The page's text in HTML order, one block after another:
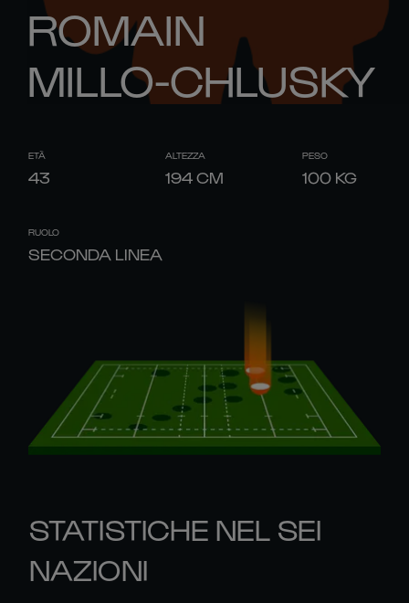
ROMAIN
MILLO-CHLUSKY
ETÀ
43
ALTEZZA
194CM
PESO
100 KG
RUOLO
SECONDA LINEA
STATISTICHE NEL SEI
NAZIONI